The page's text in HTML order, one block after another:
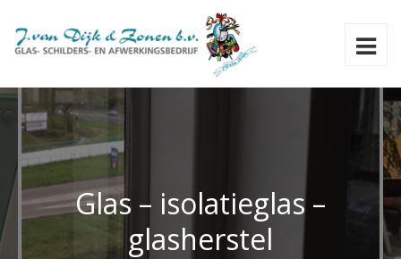
Glas – isolatieglas –
glasherstel